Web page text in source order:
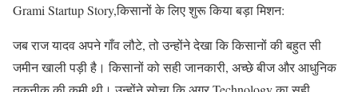
Grami Startup Story,किसानों के लिए शुरू किया बड़ा मिशन:
जब राज यादव अपने गाँव लौटे, तो उन्होंने देखा कि किसानों की बहुत सी
जमीन खाली पड़ी है। किसानों को सही जानकारी, अच्छे बीज और आधुनिक